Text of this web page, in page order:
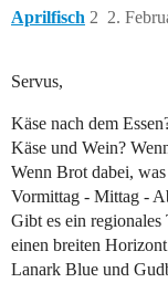
Aprilfisch 2.
2
Servus,
Käse nach dem
Käse und Wein?
Wenn Brot dabei,
Vormittag - Mittag -
Gibt es ein regionales
einen breiten
Lanark Blue und